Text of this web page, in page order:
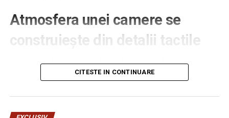
Atmosfera unei camere se
construiește din detalii tactile
Contactul direct cu pardoseala este una dintre primele
senzații fizice pe care le are un oaspete atunci când
pe drum, seara târziu. Textura și moliciunea potrivite,
oferite democheta hotel
CITESTE IN CONTINUARE